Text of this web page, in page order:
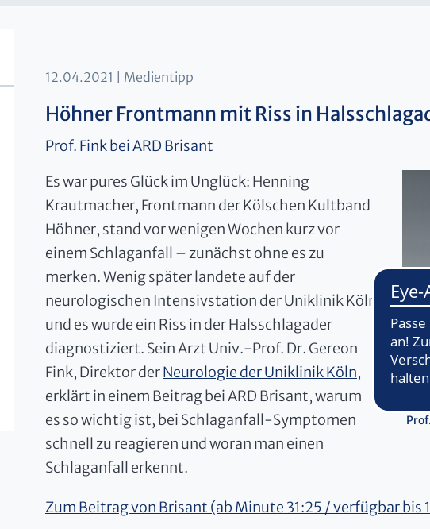
12.04.2021 Medientipp
Höhner Frontmann mit Riss in
Prof. Fink bei ARD Brisant
Es war pures Glück im Unglück: Henning
Krautmacher, Frontmann der Kölschen Kultband
Höhner, stand vor wenigen Wochen kurz vor
einem Schlaganfall – zunächst ohne es zu
merken. Wenig später landete auf der
neurologischen Intensivstation der Uniklinik Köln
und es wurde ein Riss in der Halsschlagader
diagnostiziert. Sein Arzt Univ.-Prof. Dr. Gereon
Fink, Direktor derNeurologie der Uniklinik Köln,
erklärt in einem Beitrag bei ARD Brisant, warum
es so wichtig ist, bei Schlaganfall-Symptomen
schnell zu reagieren und woran man einen
Schlaganfall erkennt.
Zum Beitrag von Brisant (ab Minute 31:25 / verfügbar bis